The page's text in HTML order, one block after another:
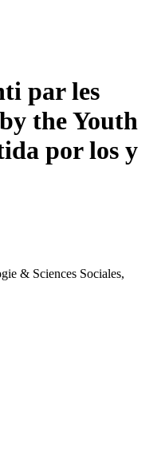
par les
the Youth
por los y
& Sciences Sociales,